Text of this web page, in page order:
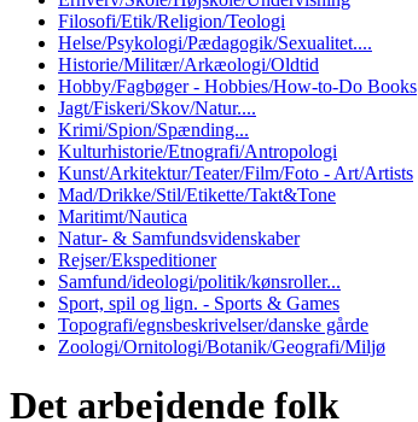
Filosofi/Etik/Religion/Teologi
Helse/Psykologi/Pædagogik/Sexualitet....
Historie/Militær/Arkæologi/Oldtid
Hobby/Fagbøger - Hobbies/How-to-Do Books
Jagt/Fiskeri/Skov/Natur....
Krimi/Spion/Spænding...
Kulturhistorie/Etnografi/Antropologi
Kunst/Arkitektur/Teater/Film/Foto - Art/Artists
Mad/Drikke/Stil/Etikette/Takt&Tone
Maritimt/Nautica
Natur- & Samfundsvidenskaber
Rejser/Ekspeditioner
Samfund/ideologi/politik/kønsroller...
Sport, spil og lign. - Sports & Games
Topografi/egnsbeskrivelser/danske gårde
Zoologi/Ornitologi/Botanik/Geografi/Miljø
Det arbejdende folk